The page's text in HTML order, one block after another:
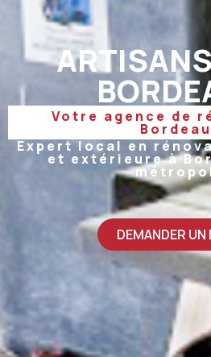
Votre agence de
Expert local en
et extérieure à
DEMANDER UN